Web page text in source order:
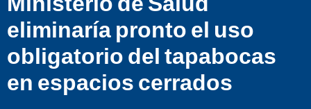
eliminaría pronto el uso
obligatorio del tapabocas
en espacios cerrados